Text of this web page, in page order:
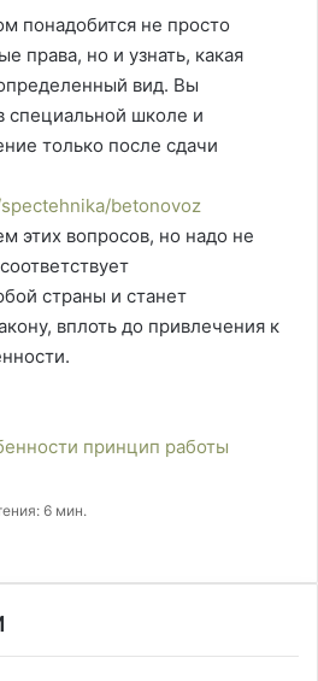
понадобится не просто
права, но и узнать, какая
вид. Вы
специальной школе и
только после сдачи
betonovoz
этих вопросов, но надо не
страны и станет
вплоть до привлечения к
принцип работы
6 мин.